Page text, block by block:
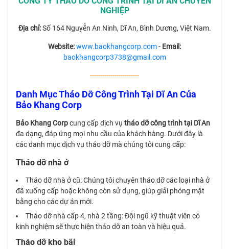
NGHIỆP
Địa chỉ:Số 164 Nguyễn An Ninh, Dĩ An, Bình Dương, Việt Nam.
Website:www.baokhangcorp.com- Email:
baokhangcorp3738@gmail.com
------------------------
Danh Mục Tháo Dỡ Công Trình Tại Dĩ An Của
Bảo Khang Corp
Bảo Khang Corpcung cấp dịch vụ tháo dỡ công trình tại Dĩ An
đa dạng, đáp ứng mọi nhu cầu của khách hàng. Dưới đây là
các danh mục dịch vụ tháo dỡ mà chúng tôi cung cấp:
Tháo dỡ nhà ở
Tháo dỡ nhà ở cũ: Chúng tôi chuyên tháo dỡ các loại nhà ở
đã xuống cấp hoặc không còn sử dụng, giúp giải phóng mặt
bằng cho các dự án mới.
Tháo dỡ nhà cấp 4, nhà 2 tầng: Đội ngũ kỹ thuật viên có
kinh nghiệm sẽ thực hiện tháo dỡ an toàn và hiệu quả.
Tháo dỡ kho bãi